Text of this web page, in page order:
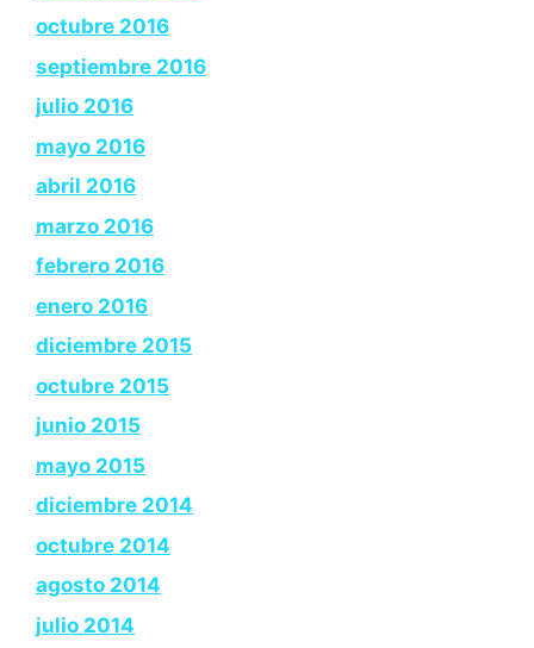
octubre 2016
septiembre 2016
julio 2016
mayo 2016
abril 2016
marzo 2016
febrero 2016
enero 2016
diciembre 2015
octubre 2015
junio 2015
mayo 2015
diciembre 2014
octubre 2014
agosto 2014
julio 2014